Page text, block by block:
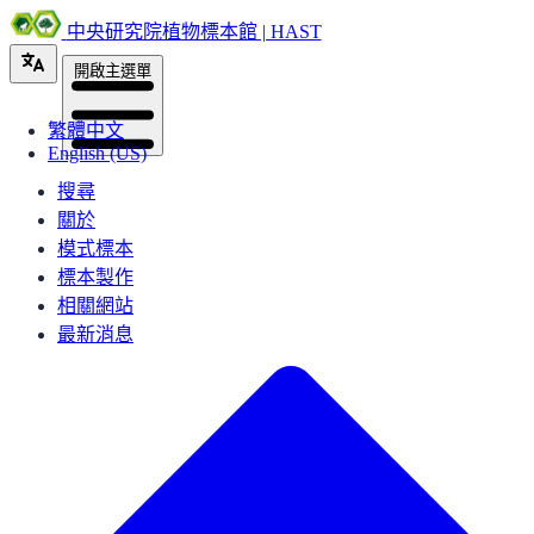
中央研究院植物標本館 | HAST
繁體中文
English (US)
開啟主選單
搜尋
關於
模式標本
標本製作
相關網站
最新消息